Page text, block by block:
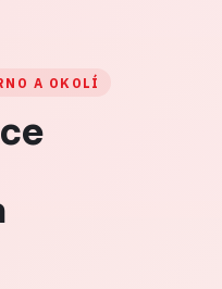
A OKOLÍ